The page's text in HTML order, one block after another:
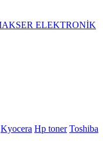
Kyocera Hp toner Toshiba